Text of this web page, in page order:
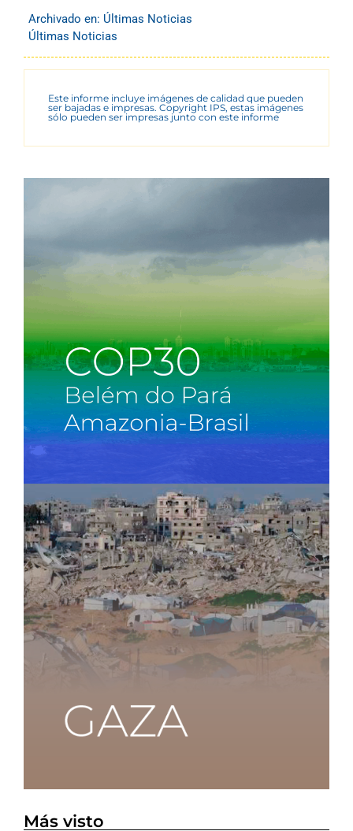
Archivado en: Últimas Noticias
Últimas Noticias
Este informe incluye imágenes de calidad que pueden
ser bajadas e impresas. Copyright IPS, estas imágenes
sólo pueden ser impresas junto con este informe
Más visto